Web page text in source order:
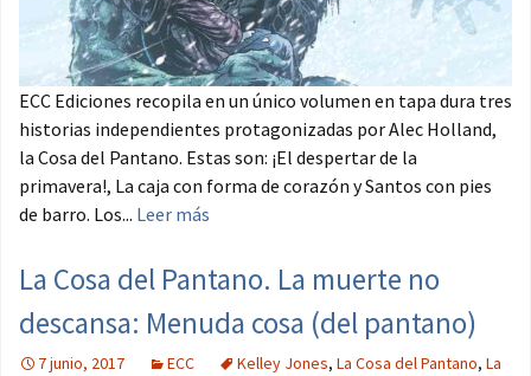
ECC Ediciones recopila en un único volumen en tapa dura tres
historias independientes protagonizadas por Alec Holland,
la Cosa del Pantano. Estas son: ¡El despertar de la
primavera!, La caja con forma de corazón y Santos con pies
de barro. Los... Leer más
La Cosa del Pantano. La muerte no
descansa: Menuda cosa (del pantano)
7 junio, 2017 ECC Kelley Jones, La Cosa del Pantano, La